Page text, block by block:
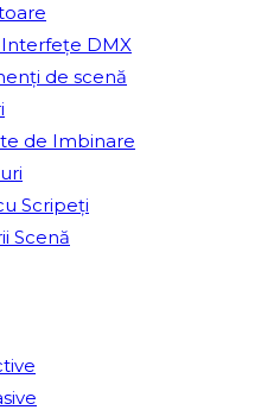
DMX
de scenă
de Imbinare
Scripeți
Scenă